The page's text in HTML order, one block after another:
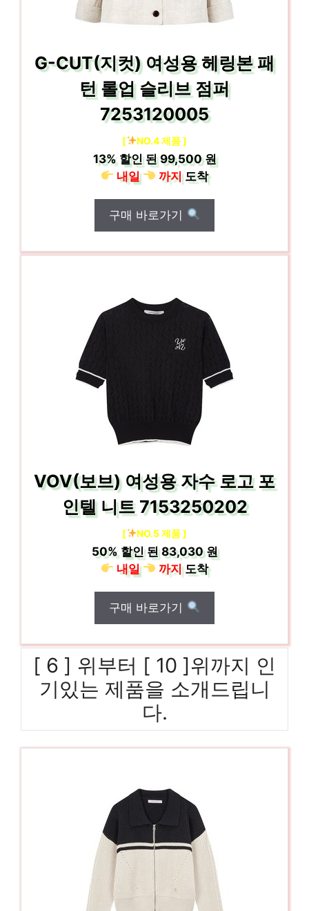
G-CUT(지컷) 여성용 헤링본 패
턴 롤업 슬리브 점퍼
7253120005
[ NO.4 제품 ]
13%할인 된99,500 원
내일
까지도착
구매 바로가기
VOV(보브) 여성용 자수 로고 포
인텔 니트 7153250202
[ NO.5 제품 ]
50%할인 된83,030 원
내일
까지도착
구매 바로가기
[ 6 ] 위부터 [ 10 ]위까지 인
기있는 제품을 소개드립니
다.